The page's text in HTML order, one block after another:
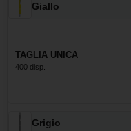
Giallo
TAGLIA UNICA
400 disp.
Grigio